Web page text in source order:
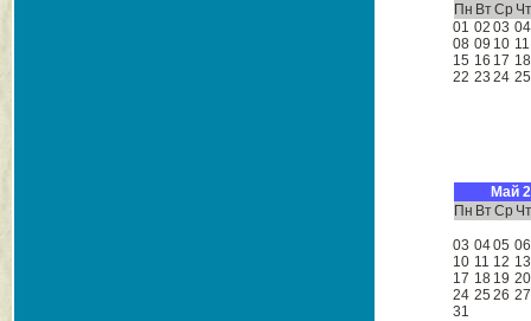
Пн ВтСр
01 02 03 04
08 09 10 11
15 16 17 18
22 23 24 25
Май
Пн ВтСр
03 0405 06
10 11 12 13
17 18 19 20
24 25 26 27
31